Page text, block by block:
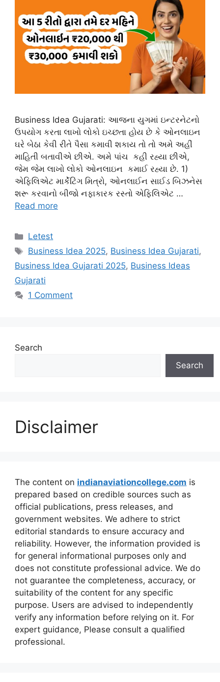
Business Idea Gujarati: આજના યુગમાં ઇન્ટરનેટનો
ઉપયોગ કરતા લાખો લોકો ઇચ્છતા હોય છે કે ઓનલાઇન
ઘરે બેઠા કેવી રીતે પૈસા કમાવી શકાય તો તો અમે અહીં
માહિતી બતાવીએ છીએ. અમે પાંચ કહી રહ્યા છીએ,
જેમ જેમ લાખો લોકો ઓનલાઇન કમાઈ રહ્યા છે. 1)
એફિલિએટ માર્કેટિંગ મિત્રો, ઓનલાઈન સાઈડ બિઝનેસ
શરૂ કરવાનો બીજો નફાકારક રસ્તો એફિલિએટ …
Read more
Categories
Letest
Tags
Business Idea 2025, Business Idea Gujarati,
Business Idea Gujarati 2025, Business Ideas
Gujarati
1 Comment
Search
Search
Disclaimer
The content on indianaviationcollege.com is
prepared based on credible sources such as
official publications, press releases, and
government websites. We adhere to strict
editorial standards to ensure accuracy and
reliability. However, the information provided is
for general informational purposes only and
does not constitute professional advice. We do
not guarantee the completeness, accuracy, or
suitability of the content for any specific
purpose. Users are advised to independently
verify any information before relying on it. For
expert guidance, Please consult a qualified
professional.